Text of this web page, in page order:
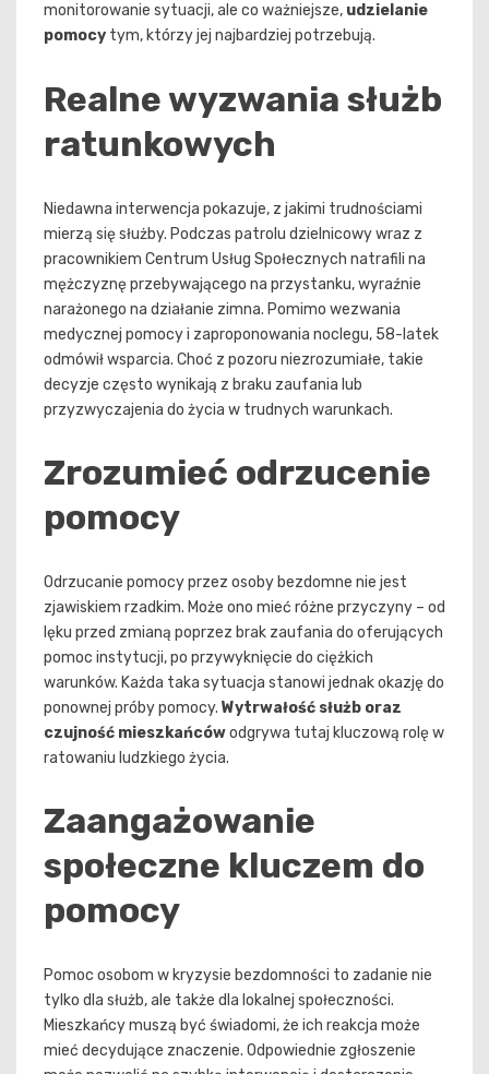
monitorowanie sytuacji, ale co ważniejsze, udzielanie
pomocy tym, którzy jej najbardziej potrzebują.
Realne wyzwania służb
ratunkowych
Niedawna interwencja pokazuje, z jakimi trudnościami
mierzą się służby. Podczas patrolu dzielnicowy wraz z
pracownikiem Centrum Usług Społecznych natrafili na
mężczyznę przebywającego na przystanku, wyraźnie
narażonego na działanie zimna. Pomimo wezwania
medycznej pomocy i zaproponowania noclegu, 58-latek
odmówił wsparcia. Choć z pozoru niezrozumiałe, takie
decyzje często wynikają z braku zaufania lub
przyzwyczajenia do życia w trudnych warunkach.
Zrozumieć odrzucenie
pomocy
Odrzucanie pomocy przez osoby bezdomne nie jest
zjawiskiem rzadkim. Może ono mieć różne przyczyny – od
lęku przed zmianą poprzez brak zaufania do oferujących
pomoc instytucji, po przywyknięcie do ciężkich
warunków. Każda taka sytuacja stanowi jednak okazję do
ponownej próby pomocy. Wytrwałość służb oraz
czujność mieszkańcówodgrywa tutaj kluczową rolę w
ratowaniu ludzkiego życia.
Zaangażowanie
społeczne kluczem do
pomocy
Pomoc osobom w kryzysie bezdomności to zadanie nie
tylko dla służb, ale także dla lokalnej społeczności.
Mieszkańcy muszą być świadomi, że ich reakcja może
mieć decydujące znaczenie. Odpowiednie zgłoszenie